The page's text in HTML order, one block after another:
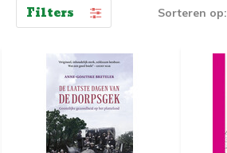
Filters Sorteren op: